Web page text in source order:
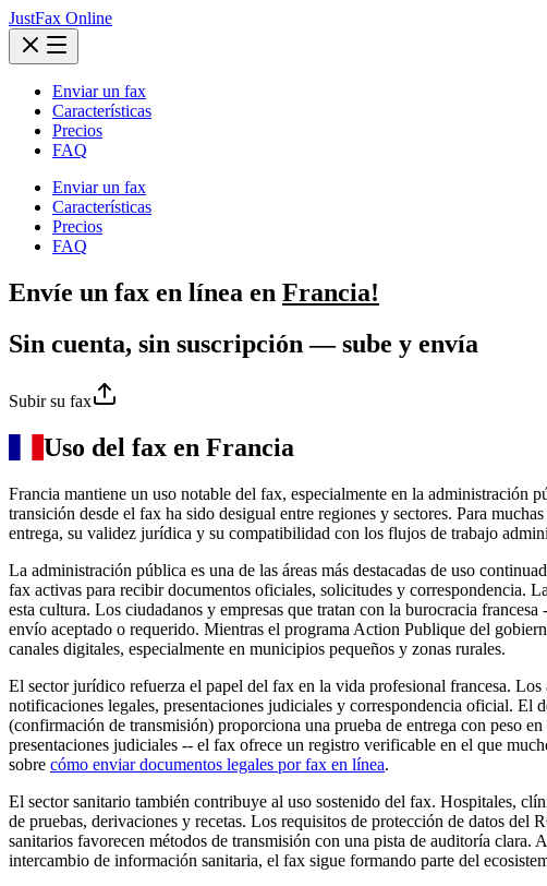
JustFax Online
Enviar un fax
Características
Precios
FAQ
Enviar un fax
Características
Precios
FAQ
Envíe un fax en línea en Francia!
Sin cuenta, sin suscripción — sube y envía
Subir su fax
Uso del fax en Francia
Francia mantiene un uso notable del fax, especialmente en la
transición desde el fax ha sido desigual entre regiones y sectores. Para
entrega, su validez jurídica y su compatibilidad con los flujos de trabajo
La administración pública es una de las áreas más destacadas de uso
fax activas para recibir documentos oficiales, solicitudes y correspondencia.
esta cultura. Los ciudadanos y empresas que tratan con la burocracia
envío aceptado o requerido. Mientras el programa Action Publique del
canales digitales, especialmente en municipios pequeños y zonas rurales.
El sector jurídico refuerza el papel del fax en la vida profesional francesa.
notificaciones legales, presentaciones judiciales y correspondencia oficial. El
(confirmación de transmisión) proporciona una prueba de entrega con peso
presentaciones judiciales -- el fax ofrece un registro verificable en el que
sobre cómo enviar documentos legales por fax en línea.
El sector sanitario también contribuye al uso sostenido del fax. Hospitales,
de pruebas, derivaciones y recetas. Los requisitos de protección de datos
sanitarios favorecen métodos de transmisión con una pista de auditoría
intercambio de información sanitaria, el fax sigue formando parte del